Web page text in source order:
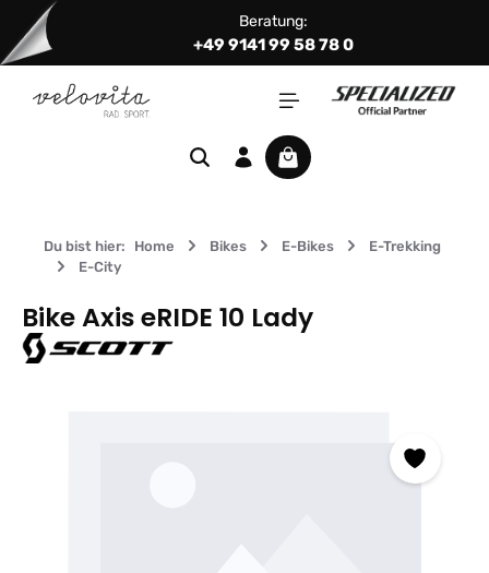
Zum Hauptinhalt springen Beratung:
+49 9141 99 58 78 0
Warenkorb enthält 0
Du bist hier: Home Bikes E-Bikes
E-Trekking
E-City
Bike Axis eRIDE 10 Lady